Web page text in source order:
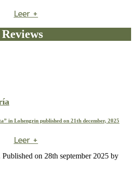
Leer +
Reviews
in Lohengrin published on 21th december, 2025
Leer +